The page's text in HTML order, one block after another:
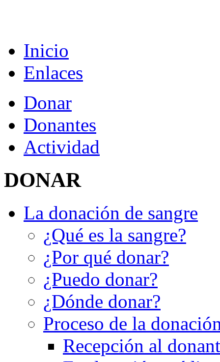
Inicio
Enlaces
Donar
Donantes
Actividad
DONAR
La donación de sangre
¿Qué es la sangre?
¿Por qué donar?
¿Puedo donar?
¿Dónde donar?
Proceso de la
Recepción al